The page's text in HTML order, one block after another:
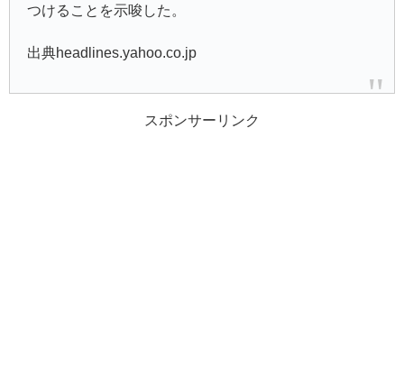
つけることを示唆した。
出典headlines.yahoo.co.jp
スポンサーリンク